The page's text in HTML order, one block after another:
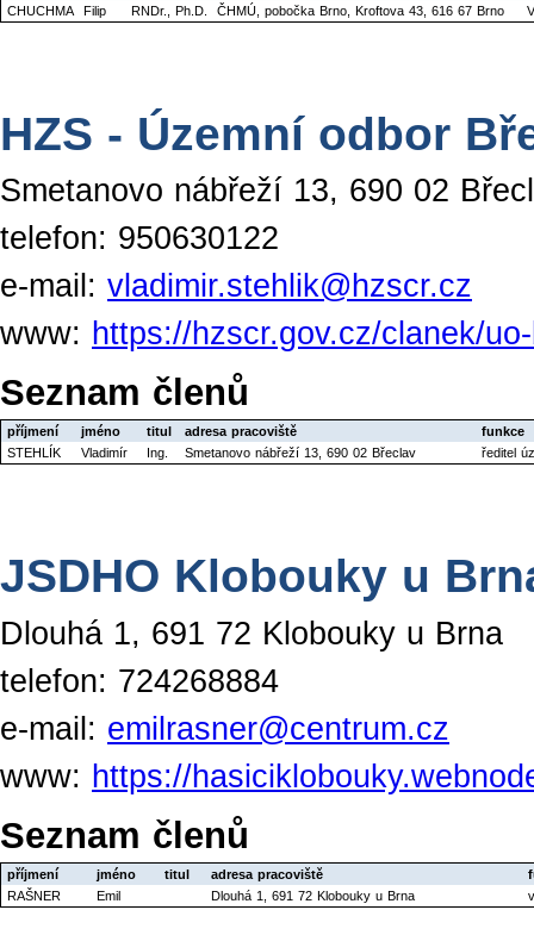
CHUCHMA
Filip RNDr., Ph.D. ČHMÚ, pobočka Brno, Kroftova 43, 616 67 Brno
HZS - Územní odbor
Smetanovo nábřeží 13, 690 02
telefon: 950630122
e-mail: vladimir.stehlik@hzscr.cz
www: https://hzscr.gov.cz/clanek/
Seznam členů
příjmení jméno titul adresa pracoviště
funkce
STEHLÍK
Vladimír Ing. Smetanovo nábřeží 13, 690 02 Břeclav ředitel
JSDHO Klobouky u
Dlouhá 1, 691 72 Klobouky u Brna
telefon: 724268884
e-mail: emilrasner@centrum.cz
www: https://
Seznam členů
příjmení jméno titul adresa pracoviště
RAŠNER
Emil Dlouhá 1, 691 72 Klobouky u Brna